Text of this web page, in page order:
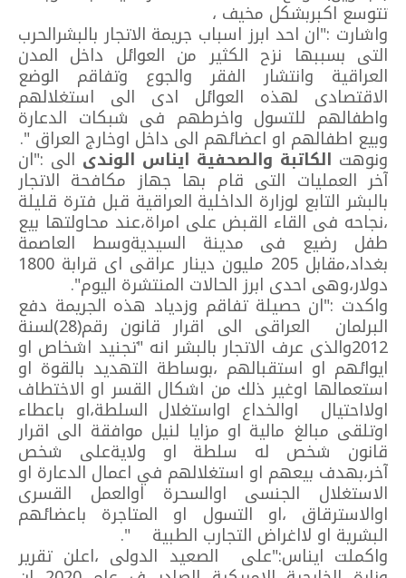
تتوسع اكبربشكل مخيف ،
واشارت :"ان احد ابرز اسباب جريمة الاتجار بالبشرالحرب
التى بسببها نزح الكثير من العوائل داخل المدن
العراقية وانتشار الفقر والجوع وتفاقم الوضع
الاقتصادى لهذه العوائل ادى الى استغلالهم
واطفالهم للتسول واخرطهم فى شبكات الدعارة
وبيع اطفالهم او اعضائهم الى داخل اوخارج العراق ".
ونوهت الكاتبة والصحفية ايناس الوندى الى :"ان
آخر العمليات التى قام بها جهاز مكافحة الاتجار
بالبشر التابع لوزارة الداخلية العراقية قبل فترة قليلة
،نجاحه فى القاء القبض على امراة،عند محاولتها بيع
طفل رضيع فى مدينة السيديةوسط العاصمة
بغداد،مقابل 205 مليون دينار عراقى اى قرابة 1800
دولار،وهى احدى ابرز الحالات المنتشرة اليوم".
واكدت :"ان حصيلة تفاقم وزدياد هذه الجريمة دفع
البرلمان العراقى الى اقرار قانون رقم(28)لسنة
2012والذى عرف الاتجار بالبشر انه "تجنيد اشخاص او
ايوائهم او استقبالهم ،بوساطة التهديد بالقوة او
استعمالها اوغير ذلك من اشكال القسر او الاختطاف
اولااحتيال اوالخداع اواستغلال السلطة،او باعطاء
اوتلقى مبالغ مالية او مزايا لنيل موافقة الى اقرار
قانون شخص له سلطة او ولايةعلى شخص
آخر،بهدف بيعهم او استغلالهم في اعمال الدعارة او
الاستغلال الجنسى اوالسحرة اوالعمل القسرى
اوالاسترقاق ،او التسول او المتاجرة باعضائهم
البشرية او لااغراض التجارب الطبية ".
واكملت ايناس:"على الصعيد الدولى ،اعلن تقرير